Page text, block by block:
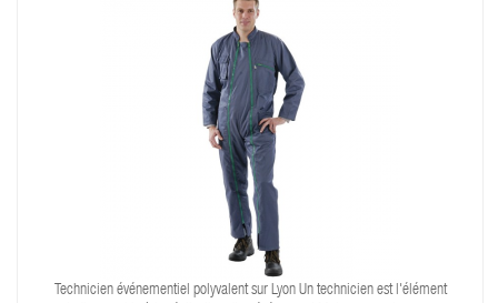
Technicien événementiel polyvalent sur Lyon Un technicien est l'élément